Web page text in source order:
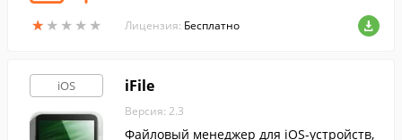
★ ★ ★ ★ ★
★ ★ ★ ★ ★ Лицензия: Бесплатно
iOS iFile
Версия: 2.3
Файловый менеджер для iOS-устройств,